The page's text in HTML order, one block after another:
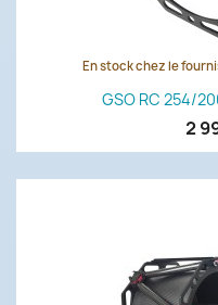
En stock chez le
GSO RC 254/
2